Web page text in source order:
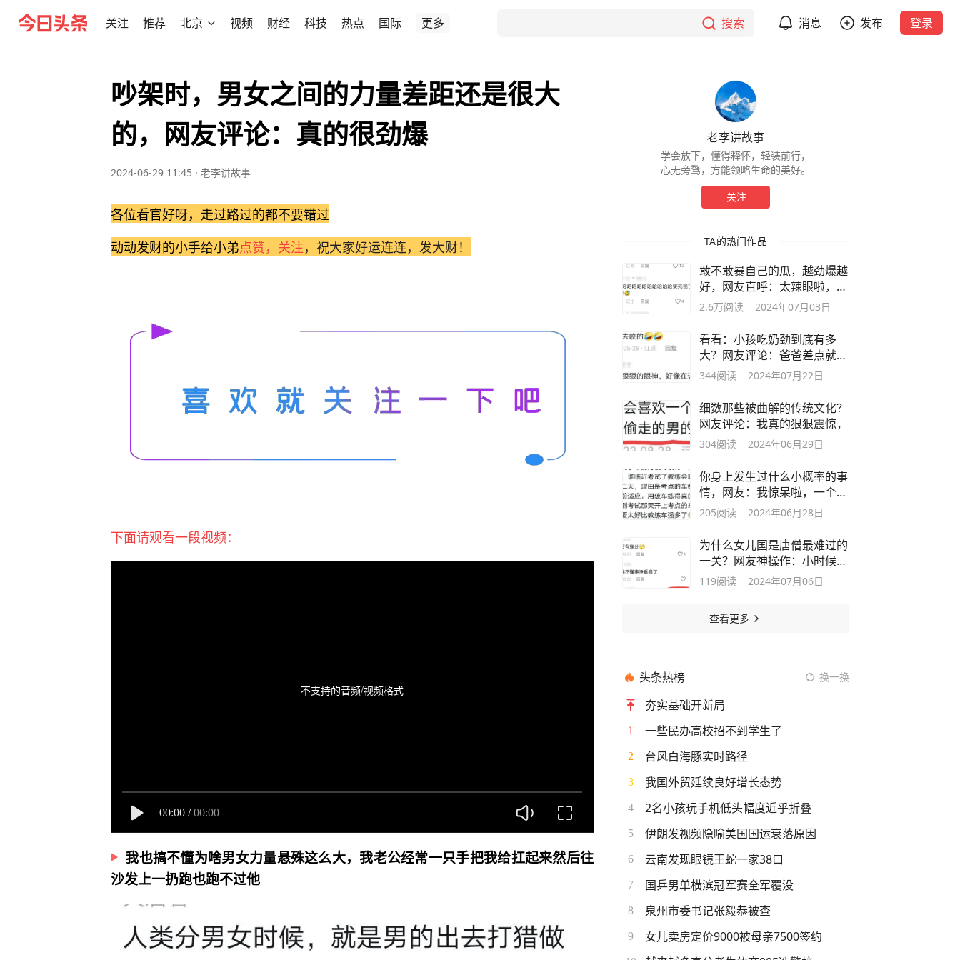
关注 推荐 北京 视频 财经 科技 热点 国际 更多 搜索 消息 发布 登录
吵架时，男女之间的力量差距还是很大
的，网友评论：真的很劲爆
2024-06-29 11:45 · 老李讲故事
各位看官好呀，走过路过的都不要错过
动动发财的小手给小弟点赞，关注，祝大家好运连连，发大财！
下面请观看一段视频：
不支持的音频/视频格式
00:00 / 00:00
我也搞不懂为啥男女力量悬殊这么大，我老公经常一只手把我给扛起来然后往
沙发上一扔跑也跑不过他
老李讲故事
学会放下，懂得释怀，轻装前行，
心无旁骛，方能领略生命的美好。
关注
TA的热门作品
敢不敢暴自己的瓜，越劲爆越
好，网友直呼：太辣眼啦，好
看
2.6万阅读 2024年07月03日
看看：小孩吃奶劲到底有多
大？网友评论：爸爸差点就解
释不清楚啦
344阅读 2024年07月22日
细数那些被曲解的传统文化？
网友评论：我真的狠狠震惊，
304阅读 2024年06月29日
你身上发生过什么小概率的事
情，网友：我惊呆啦，一个比
一个炸裂
205阅读 2024年06月28日
为什么女儿国是唐僧最难过的
一关？网友神操作：小时候只
顾看猴了
119阅读 2024年07月06日
查看更多
头条热榜 换一换
夯实基础开新局
1 一些民办高校招不到学生了
2 台风白海豚实时路径
3 我国外贸延续良好增长态势
4 2名小孩玩手机低头幅度近乎折叠
5 伊朗发视频隐喻美国国运衰落原因
6 云南发现眼镜王蛇一家38口
7 国乒男单横滨冠军赛全军覆没
8 泉州市委书记张毅恭被查
9 女儿卖房定价9000被母亲7500签约